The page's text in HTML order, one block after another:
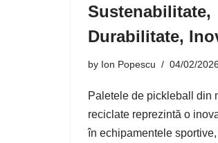
Sustenabilitate,
Durabilitate,
by Ion Popescu 04/02/2026
Paletele de pickleball din
reciclate reprezintă o
în echipamentele